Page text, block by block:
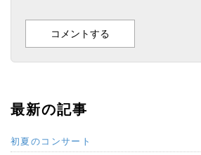
最新の記事
初夏のコンサート